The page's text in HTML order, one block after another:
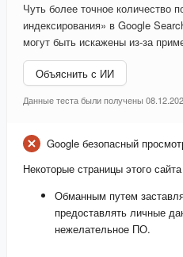
Чуть более точное количество
индексирования» в Google
могут быть искажены из-за
Объяснить с ИИ
Данные теста были получены
Google безопасный
Некоторые страницы этого
Обманным путем
предоставлять личные
нежелательное ПО.